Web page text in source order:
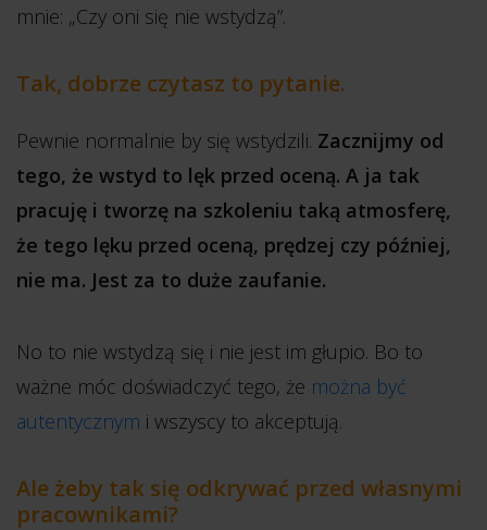
mnie: „Czy oni się nie wstydzą”.
Tak, dobrze czytasz to pytanie.
Pewnie normalnie by się wstydzili. Zacznijmy od
tego, że wstyd to lęk przed oceną. A ja tak
pracuję i tworzę na szkoleniu taką atmosferę,
że tego lęku przed oceną, prędzej czy później,
nie ma. Jest za to duże zaufanie.
No to nie wstydzą się i nie jest im głupio. Bo to
ważne móc doświadczyć tego, że można być
autentycznym i wszyscy to akceptują.
Ale żeby tak się odkrywać przed własnymi
pracownikami?